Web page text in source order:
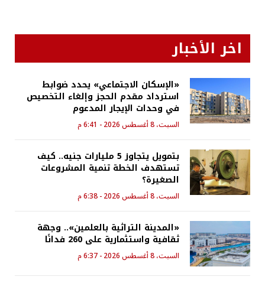
اخر الأخبار
«الإسكان الاجتماعي» يحدد ضوابط
استرداد مقدم الحجز وإلغاء التخصيص
في وحدات الإيجار المدعوم
السبت، 8 أغسطس 2026 - 6:41 م
بتمويل يتجاوز 5 مليارات جنيه.. كيف
تستهدف الخطة تنمية المشروعات
الصغيرة؟
السبت، 8 أغسطس 2026 - 6:38 م
«المدينة التراثية بالعلمين».. وجهة
ثقافية واستثمارية على 260 فدانًا
السبت، 8 أغسطس 2026 - 6:37 م